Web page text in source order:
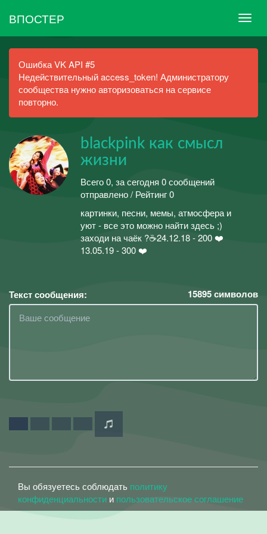
ВПОСТЕР
Ошибка VK API #5
Недействительный access_token! Администратору
сообщества нужно авторизоваться на сервисе
повторно.
blackpink как смысл
жизни
Всего 0, за сегодня 0 сообщений
отправлено / Рейтинг 0
картинки, песни, мемы, атмосфера и
уют - все это можно найти здесь ;)
заходи на чаёк ?☕24.12.18 - 200 ❤️
13.05.19 - 300 ❤️
Текст сообщения: 15895символов
Вы обязуетесь соблюдать политику
конфиденциальности и пользовательское соглашение